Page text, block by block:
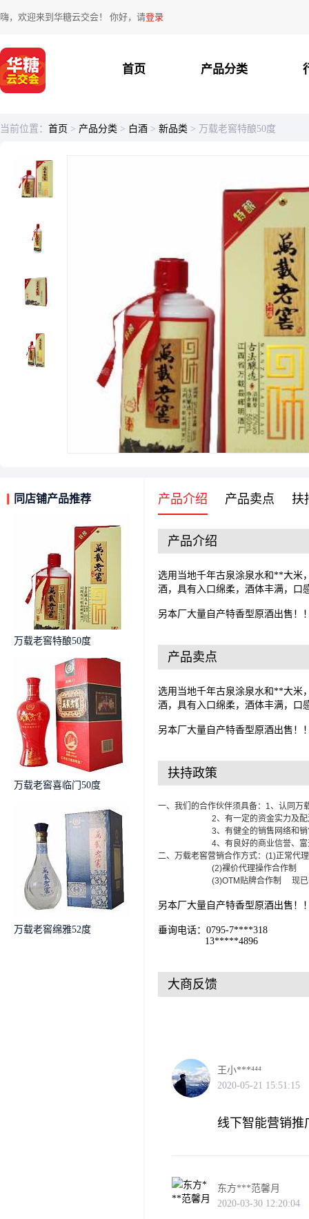
嗨，欢迎来到华糖云交会！ 你好，请登录
首页 产品分类
当前位置： 首页 > 产品分类 > 白酒 > 新品类 > 万载老窖特酿50度
同店铺产品推荐
万载老窖特酿50度
万载老窖喜临门50度
万载老窖绵雅52度
产品介绍 产品卖点 扶
产品介绍
选用当地千年古泉涂泉水和**大米
酒，具有入口绵柔，酒体丰满，口
另本厂大量自产特香型原酒出售
产品卖点
选用当地千年古泉涂泉水和**大米
酒，具有入口绵柔，酒体丰满，口
另本厂大量自产特香型原酒出售
扶持政策
一、我们的合作伙伴须具备：1、认同万
2、有一定的资金实力及
3、有健全的销售网络和
4、有良好的商业信誉、富开
二、万载老窖营销合作方式：(1)正常
(2)裸价代理操作合作
(3)OTM贴牌合作制 现
另本厂大量自产特香型原酒
垂询电话：0795-7****318
13*****4896
大商反馈
王小***⁴⁴⁴
2020-05-21 15:51:15
线下智能营销
东方***范馨月
2020-03-30 12:20:04